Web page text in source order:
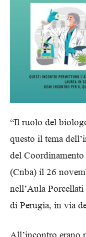
“Il ruolo del
questo il tema
del
(Cnba) il 26
nell’Aula
di Perugia, in via